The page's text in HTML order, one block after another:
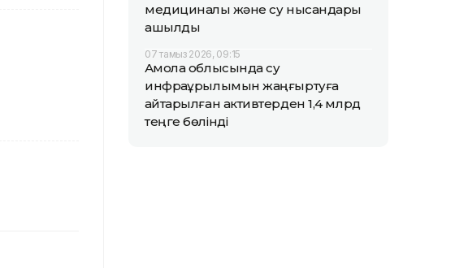
медициналық және су нысандары
ашылды
07 тамыз 2026, 09:15
Ақмола облысында су
инфрақұрылымын жаңғыртуға
қайтарылған активтерден 1,4 млрд
теңге бөлінді